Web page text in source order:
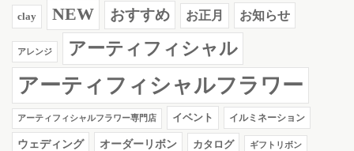
clay NEW おすすめ お正月 お知らせ
アレンジ アーティフィシャル
アーティフィシャルフラワー
アーティフィシャルフラワー専門店 イベント イルミネーション
ウェディング オーダーリボン カタログ ギフトリボン